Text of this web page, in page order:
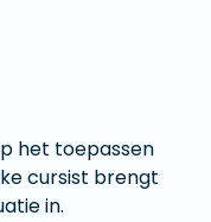
het toepassen
cursist brengt
in.